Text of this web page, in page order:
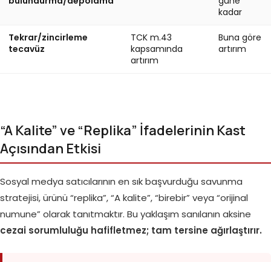
kadar
Tekrar/zincirleme
tecavüz
TCK m.43
kapsamında
artırım
Buna göre
artırım
“A Kalite” ve “Replika” İfadelerinin Kast
Açısından Etkisi
Sosyal medya satıcılarının en sık başvurduğu savunma
stratejisi, ürünü “replika”, “A kalite”, “birebir” veya “orijinal
numune” olarak tanıtmaktır. Bu yaklaşım sanılanın aksine
cezai sorumluluğu hafifletmez; tam tersine ağırlaştırır.